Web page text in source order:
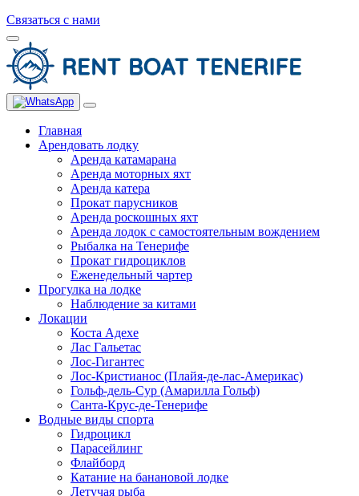
Связаться с нами
Главная
Арендовать лодку
Аренда катамарана
Аренда моторных яхт
Аренда катера
Прокат парусников
Аренда роскошных яхт
Аренда лодок с самостоятельным вождением
Рыбалка на Тенерифе
Прокат гидроциклов
Еженедельный чартер
Прогулка на лодке
Наблюдение за китами
Локации
Коста Адехе
Лас Гальетас
Лос-Гигантес
Лос-Кристианос (Плайя-де-лас-Америкас)
Гольф-дель-Сур (Амарилла Гольф)
Санта-Крус-де-Тенерифе
Водные виды спорта
Гидроцикл
Парасейлинг
Флайборд
Катание на банановой лодке
Летучая рыба